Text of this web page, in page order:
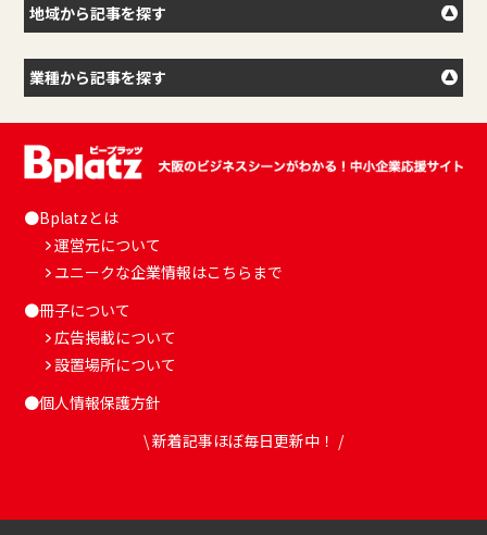
地域から記事を探す
業種から記事を探す
●Bplatzとは
運営元について
ユニークな企業情報はこちらまで
●冊子について
広告掲載について
設置場所について
●個人情報保護方針
\ 新着記事ほぼ毎日更新中！ /